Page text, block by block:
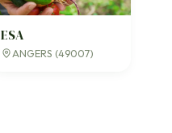
ESA
ANGERS (49007)